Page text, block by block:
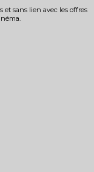
sans lien avec les offres